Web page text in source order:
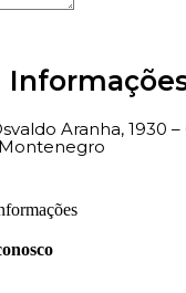
Aranha, 1930
Montenegro